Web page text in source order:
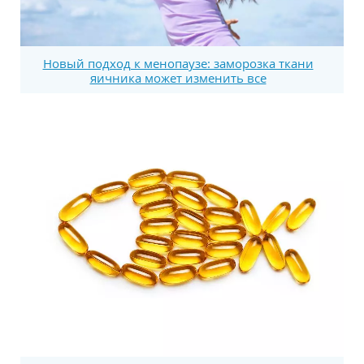
Новый подход к менопаузе: заморозка ткани
яичника может изменить все